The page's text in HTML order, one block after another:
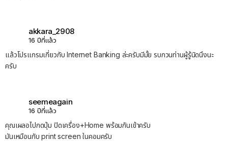
akkara_2908
16 ปีที่แล้ว
แล้วโปรแกรมเกี่ยวกับ Internet Banking ล่ะครับมีมั้ย รบกวนท่านผู้รู้นิดนึงนะ
ครับ
seemeagain
16 ปีที่แล้ว
คุณเผลอไปกดปุ่ม ปิดเครื่อง+Home พร้อมกันเข้าครับ
มันเหมือนกับ print screen ในคอมครับ